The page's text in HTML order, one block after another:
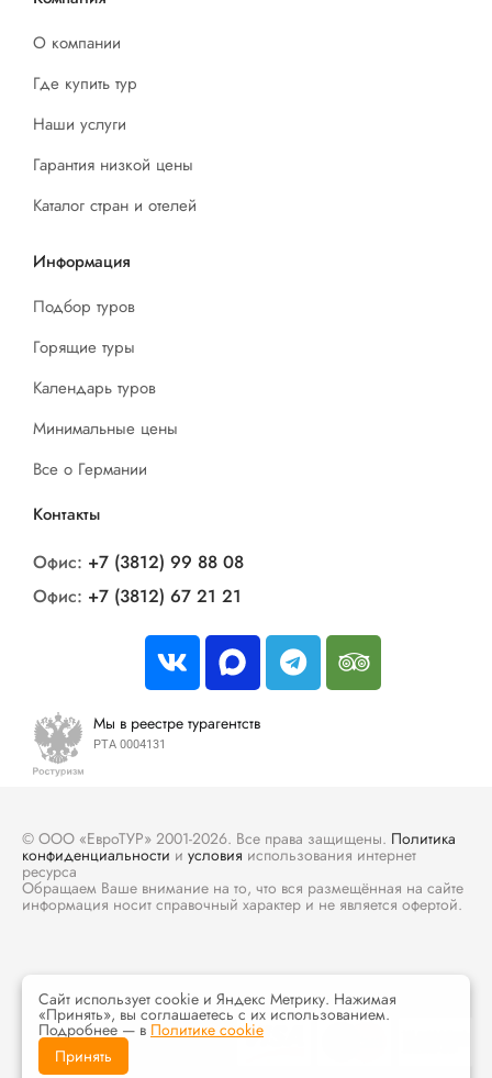
О компании
Где купить тур
Наши услуги
Гарантия низкой цены
Каталог стран и отелей
Информация
Подбор туров
Горящие туры
Календарь туров
Минимальные цены
Все о Германии
Контакты
Офис: +7 (3812) 99 88 08
Офис: +7 (3812) 67 21 21
Мы в реестре турагентств
РТА 0004131
© ООО «ЕвроТУР» 2001-2026. Все права защищены. Политика
конфиденциальности и условия использования интернет
ресурса
Обращаем Ваше внимание на то, что вся размещённая на сайте
информация носит справочный характер и не является офертой.
Сайт использует cookie и Яндекс Метрику. Нажимая
«Принять», вы соглашаетесь с их использованием.
Подробнее — в Политике cookie
Принять